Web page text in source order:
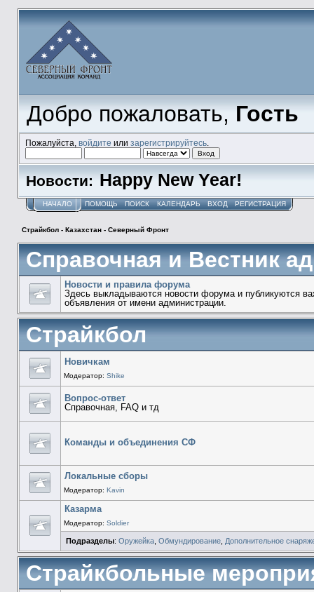
Добро пожаловать,Гость
Пожалуйста, войдите или зарегистрируйтесь.
Новости: Happy New Year!
НАЧАЛО ПОМОЩЬ ПОИСК КАЛЕНДАРЬ ВХОД РЕГИСТРАЦИЯ
Страйкбол - Казахстан - Северный Фронт
Справочная и Вестник
Новости и правила форума
Здесь выкладываются новости форума и публикуются
объявления от имени администрации.
Страйкбол
Новичкам
Модератор: Shike
Вопрос-ответ
Справочная, FAQ и тд
Команды и объединения СФ
Локальные сборы
Модератор: Kavin
Казарма
Модератор: Soldier
Подразделы:Оружейка ,Обмундирование Дополнительное
Страйкбольные